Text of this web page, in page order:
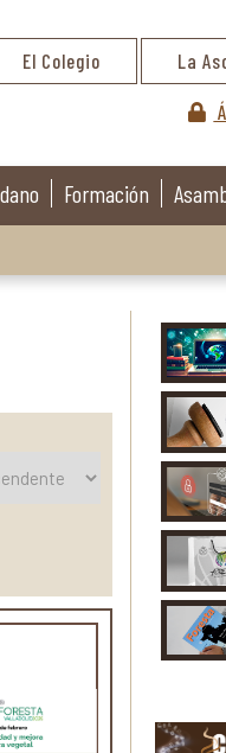
El Colegio La
Formación